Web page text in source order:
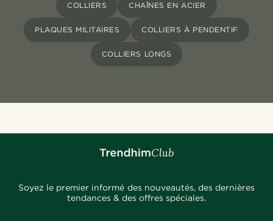
COLLIERS CHAÎNES EN ACIER
PLAQUES MILITAIRES COLLIERS À PENDENTIF
COLLIERS LONGS
Soyez le premier informé des nouveautés, des dernières
tendances & des offres spéciales.